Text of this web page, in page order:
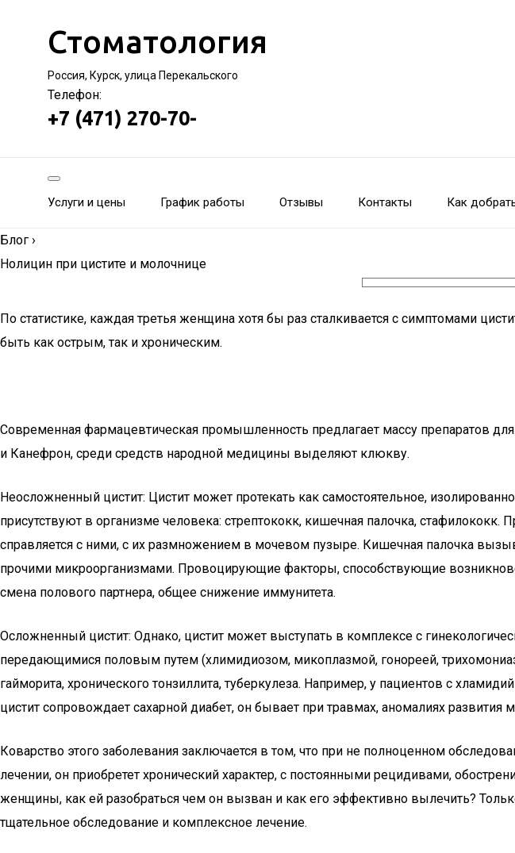
Стоматология
Россия, Курск, улица Перекальского
Телефон:
+7 (471) 270-70-
Услуги и цены График работы Отзывы Контакты Как
Блог ›
Нолицин при цистите и молочнице
По статистике, каждая третья женщина хотя бы раз сталкивается с симптомами
быть как острым, так и хроническим.
Современная фармацевтическая промышленность предлагает массу препаратов
и Канефрон, среди средств народной медицины выделяют клюкву.
Неосложненный цистит: Цистит может протекать как самостоятельное,
присутствуют в организме человека: стрептококк, кишечная палочка,
справляется с ними, с их размножением в мочевом пузыре. Кишечная палочка
прочими микроорганизмами. Провоцирующие факторы, способствующие
смена полового партнера, общее снижение иммунитета.
Осложненный цистит: Однако, цистит может выступать в комплексе с
передающимися половым путем (хлимидиозом, микоплазмой, гонореей,
гайморита, хронического тонзиллита, туберкулеза. Например, у пациентов с
цистит сопровождает сахарной диабет, он бывает при травмах, аномалиях
Коварство этого заболевания заключается в том, что при не полноценном
лечении, он приобретет хронический характер, с постоянными рецидивами,
женщины, как ей разобраться чем он вызван и как его эффективно вылечить?
тщательное обследование и комплексное лечение.